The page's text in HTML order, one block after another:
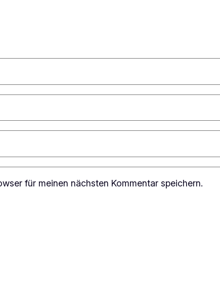
für meinen nächsten Kommentar speichern.